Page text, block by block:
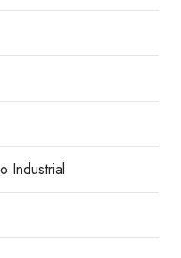
Industrial